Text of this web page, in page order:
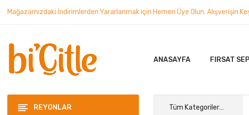
Mağazamızdaki İndirimlerden Yararlanmak için Hemen Üye Olun. Alışverişin
ANASAYFA FIRSAT
REYONLAR Tüm Kategoriler